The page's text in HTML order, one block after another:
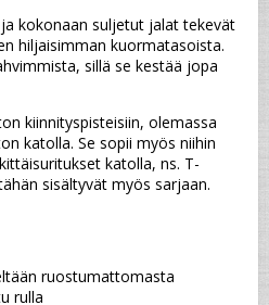
kokonaan suljetut jalat tekevät
hiljaisimman kuormatasoista.
sillä se kestää jopa
kiinnityspisteisiin, olemassa
katolla. Se sopii myös niihin
katolla, ns. T-
sisältyvät myös sarjaan.
ruostumattomasta
rulla